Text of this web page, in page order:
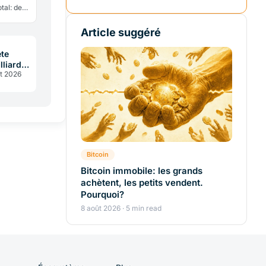
de
cœur
2026
Article suggéré
Bitcoin
Bitcoin immobile: les grands
achètent, les petits vendent.
Pourquoi?
8 août 2026 · 5 min read